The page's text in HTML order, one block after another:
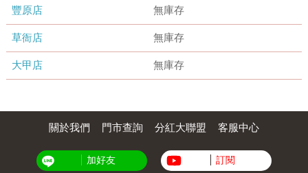
豐原店 無庫存
草衙店 無庫存
大甲店 無庫存
關於我們 門市查詢 分紅大聯盟 客服中心
加好友 訂閱